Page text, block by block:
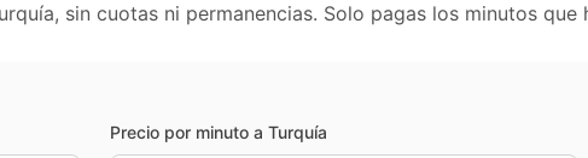
, sin cuotas ni permanencias. Solo pagas los minutos que
Precio por minuto a Turquía